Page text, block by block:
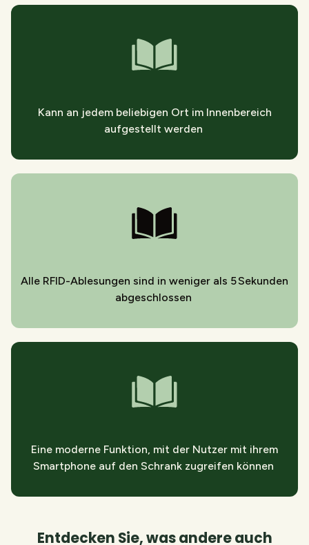
Kann an jedem beliebigen Ort im Innenbereich
aufgestellt werden
Alle RFID-Ablesungen sind in weniger als 5 Sekunden
abgeschlossen
Eine moderne Funktion, mit der Nutzer mit ihrem
Smartphone auf den Schrank zugreifen können
Entdecken Sie, was andere auch